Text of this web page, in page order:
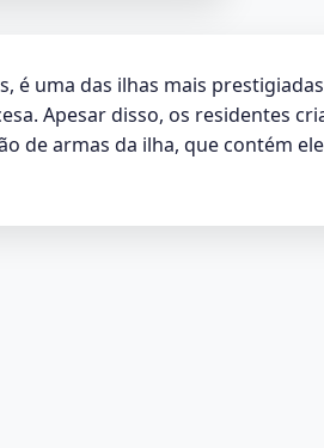
é uma das ilhas mais
Apesar disso, os residentes
de armas da ilha, que contém